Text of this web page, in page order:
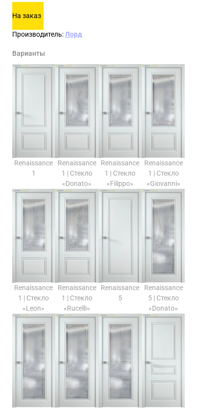
На заказ
Производитель:Лорд
Варианты
Renaissance
1
Renaissance
1 | Стекло
«Donato»
Renaissance
1 | Стекло
«Filippo»
Renaissance
1 | Стекло
«Giovanni»
Renaissance
1 | Стекло
«Leon»
Renaissance
1 | Стекло
«Rucelli»
Renaissance
5
Renaissance
5 | Стекло
«Donato»